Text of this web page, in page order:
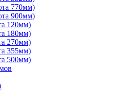
770мм)
900мм)
120мм)
180мм)
270мм)
355мм)
500мм)